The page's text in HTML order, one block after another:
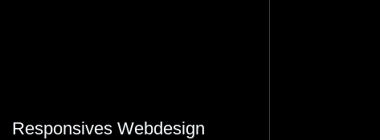
Responsives Webdesign